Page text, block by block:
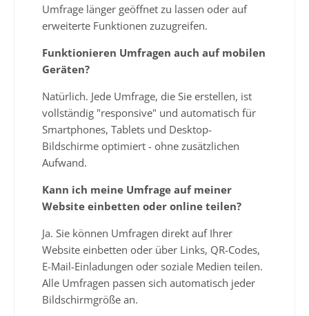
Umfrage länger geöffnet zu lassen oder auf
erweiterte Funktionen zuzugreifen.
Funktionieren Umfragen auch auf mobilen
Geräten?
Natürlich. Jede Umfrage, die Sie erstellen, ist
vollständig "responsive" und automatisch für
Smartphones, Tablets und Desktop-
Bildschirme optimiert - ohne zusätzlichen
Aufwand.
Kann ich meine Umfrage auf meiner
Website einbetten oder online teilen?
Ja. Sie können Umfragen direkt auf Ihrer
Website einbetten oder über Links, QR-Codes,
E-Mail-Einladungen oder soziale Medien teilen.
Alle Umfragen passen sich automatisch jeder
Bildschirmgröße an.